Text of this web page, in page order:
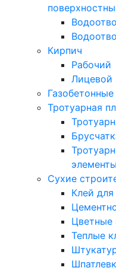
Кирпич
Рабочий
Лицевой
Тротуарная
элементы
Сухие
Клей
Цветные
Теплые